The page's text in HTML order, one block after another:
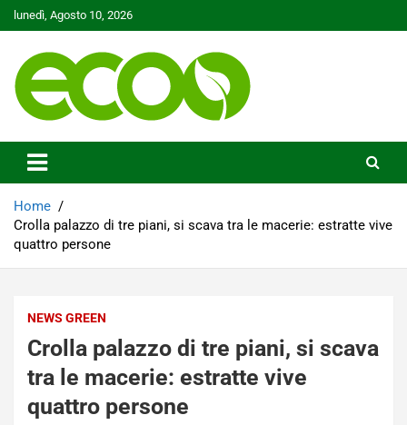
Skip
to
lunedì, Agosto 10, 2026
Ecoo.it
Home
Crolla palazzo di tre piani, si scava tra le macerie: estratte vive
quattro persone
NEWS GREEN
Crolla palazzo di tre piani, si scava
tra le macerie: estratte vive
quattro persone